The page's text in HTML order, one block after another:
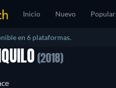
Inicio Nuevo Popular
en 6 plataformas.
(2018)